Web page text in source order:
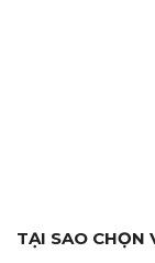
TẠI SAO CHỌN